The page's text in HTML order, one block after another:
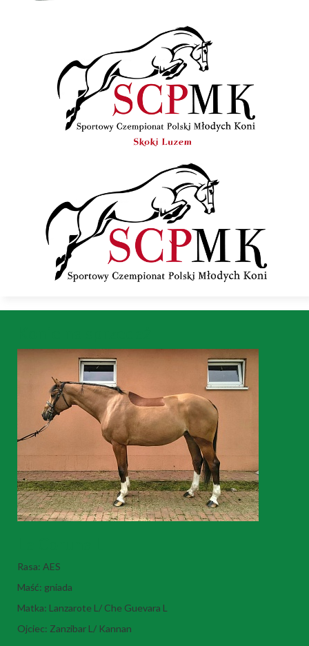
Rasa: AES
Maść: gniada
Matka: Lanzarote L/ Che Guevara L
Ojciec: Zanzibar L/ Kannan